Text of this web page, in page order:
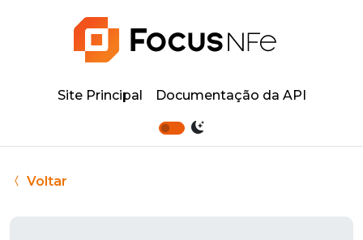
Site Principal Documentação da API
Voltar